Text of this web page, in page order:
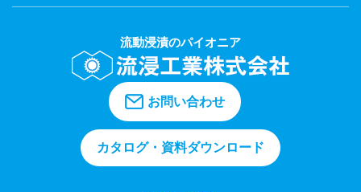
流動浸漬のパイオニア
お問い合わせ
カタログ・資料ダウンロード